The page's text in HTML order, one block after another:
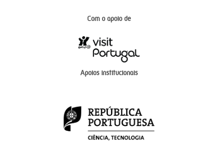
Com o apoio de
Apoios institucionais